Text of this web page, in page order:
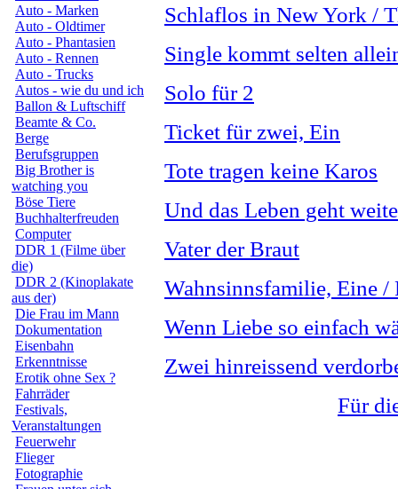
Auto - Marken
Auto - Oldtimer
Auto - Phantasien
Auto - Rennen
Auto - Trucks
Autos - wie du und ich
Ballon & Luftschiff
Beamte & Co.
Berge
Berufsgruppen
Big Brother is
watching you
Böse Tiere
Buchhalterfreuden
Computer
DDR 1 (Filme über
die)
DDR 2 (Kinoplakate
aus der)
Die Frau im Mann
Dokumentation
Eisenbahn
Erkenntnisse
Erotik ohne Sex ?
Fahrräder
Festivals,
Veranstaltungen
Feuerwehr
Flieger
Fotographie
Schlaflos in New York /
Single kommt selten
Solo für 2
Ticket für zwei, Ein
Tote tragen keine Karos
Und das Leben geht
Vater der Braut
Wahnsinnsfamilie, Eine /
Wenn Liebe so einfach
Zwei hinreissend
Für